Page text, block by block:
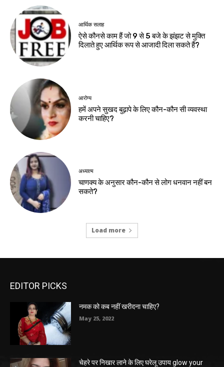
आर्थिक सलाह
ऐसे कौनसे काम हैं जो 9 से 5 बजे के झंझट से मुक्ति
दिलाते हुए आर्थिक रूप से आजादी दिला सकते हैं?
आरोग्य
हमें अपने सुखद बुढ़ापे के लिए कौन-कौन सी व्यवस्था
करनी चाहिए?
अध्यात्म
चाणक्य के अनुसार कौन-कौन से लोग धनवान नहीं बन
सकते?
Load more
EDITOR PICKS
नमक को कब नहीं खरीदना चाहिए?
May 25, 2022
चेहरे पर निखार लाने के लिए घरेलू उपाय glow your